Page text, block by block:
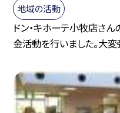
地域の活動
ドン・キホーテ小牧店さ
金活動を行いました。大変